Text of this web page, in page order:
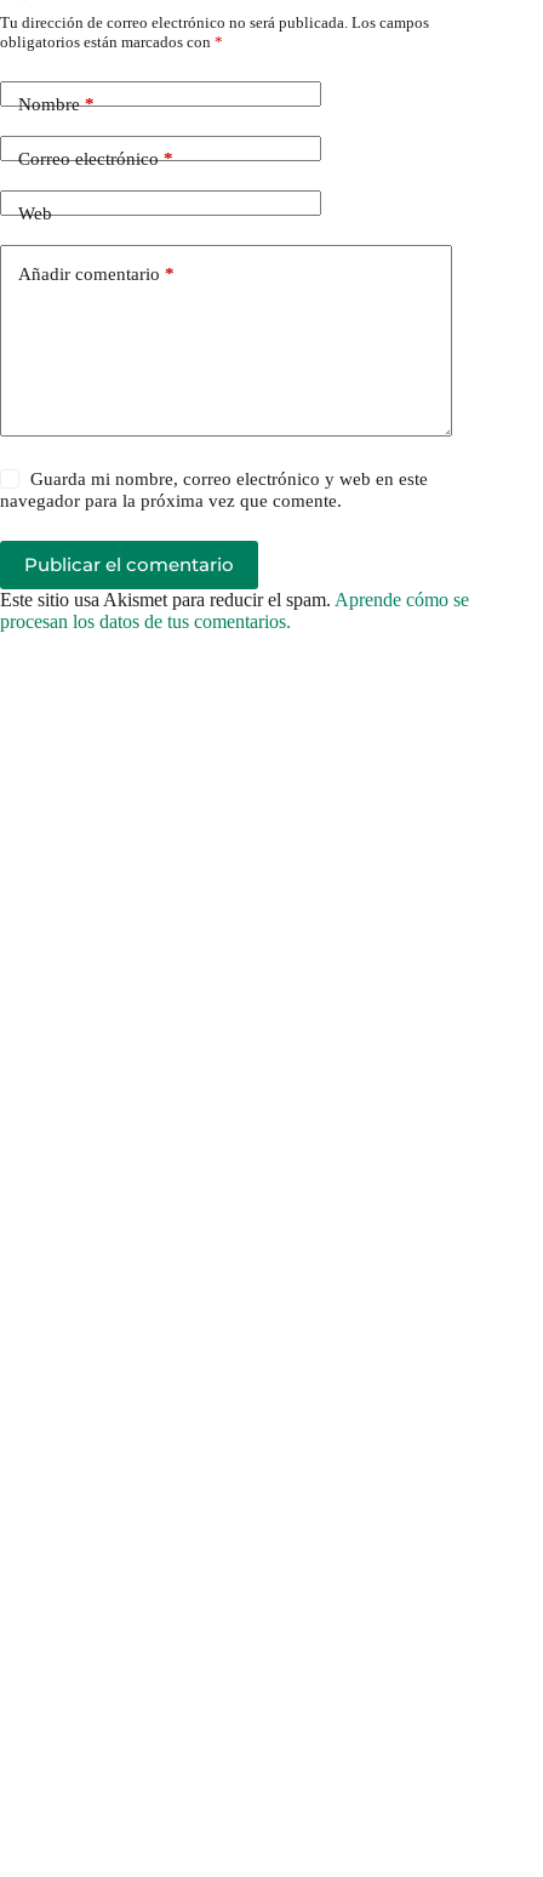
Tu dirección de correo electrónico no será publicada. Los campos
obligatorios están marcados con *
Nombre*
Correo electrónico*
Web
Añadir comentario *
Guarda mi nombre, correo electrónico y web en este
navegador para la próxima vez que comente.
Publicar el comentario
Este sitio usa Akismet para reducir el spam. Aprende cómo se
procesan los datos de tus comentarios.